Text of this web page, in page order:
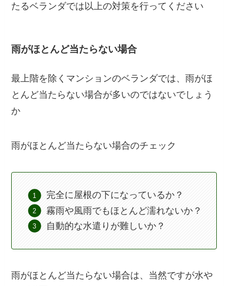
たるベランダでは以上の対策を行ってください
雨がほとんど当たらない場合
最上階を除くマンションのベランダでは、雨がほ
とんど当たらない場合が多いのではないでしょう
か
雨がほとんど当たらない場合のチェック
完全に屋根の下になっているか？
霧雨や風雨でもほとんど濡れないか？
自動的な水遣りが難しいか？
雨がほとんど当たらない場合は、当然ですが水や